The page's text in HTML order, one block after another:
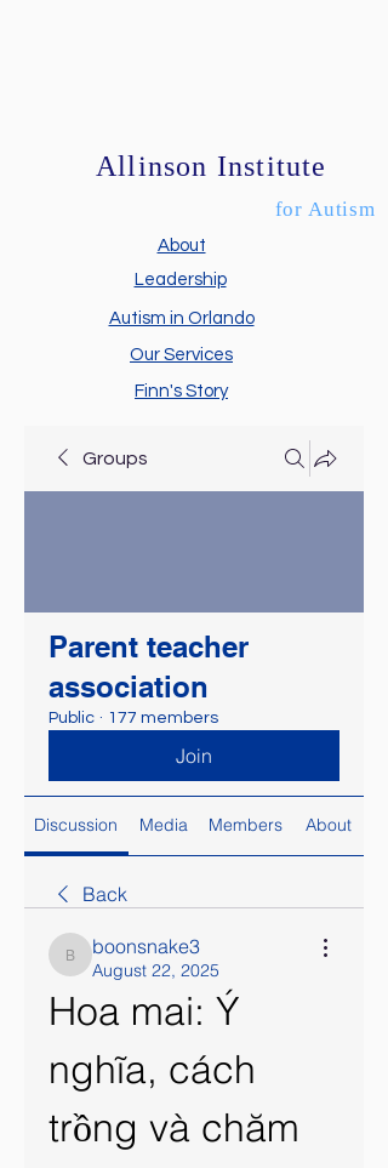
Allinson Institute
About
Leadership
Autism in Orlando
Finn's Story
Our Services
for Autism
Groups
Parent teacher
association
Public · 177 members
Join
Discussion Media Members About
Back
boonsnake3
boonsnake3
August 22, 2025
Hoa mai: Ý
nghĩa, cách
trồng và chăm